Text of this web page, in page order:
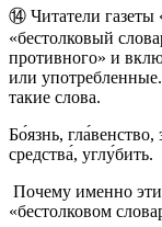
⑭ Читатели газеты
«бестолковый
противного» и
или
такие слова.
Бо́язнь,
средства́, углу́бить.
Почему именно эти
«бестолковом